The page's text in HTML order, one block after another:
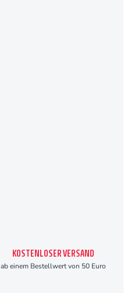
KOSTENLOSER VERSAND
ab einem Bestellwert von 50 Euro